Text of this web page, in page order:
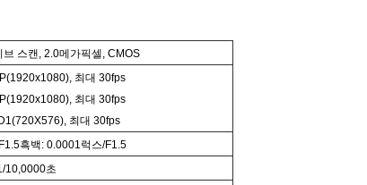
스캔, 2.0메가픽셀, CMOS
최대 30fps
최대 30fps
최대 30fps
흑백: 0.0001럭스/F1.5
10,0000초